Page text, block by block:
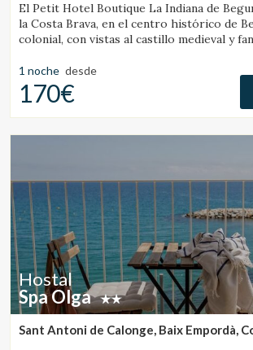
El Petit Hotel Boutique La Indiana de
la Costa Brava, en el centro histórico de
colonial, con vistas al castillo medieval y
1 noche desde
170€
Hostal
Spa Olga
Sant Antoni de Calonge, Baix Empordà,